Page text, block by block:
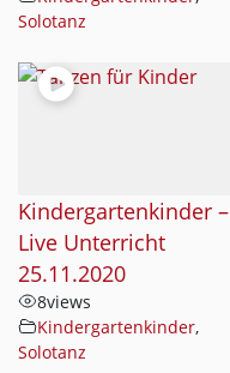
Solotanz
Kindergartenkinder –
Live Unterricht
25.11.2020
8views
Kindergartenkinder,
Solotanz